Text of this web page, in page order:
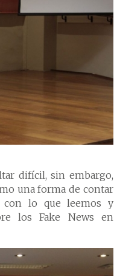
difícil, sin embargo,
una forma de contar
con lo que leemos y
los Fake News en